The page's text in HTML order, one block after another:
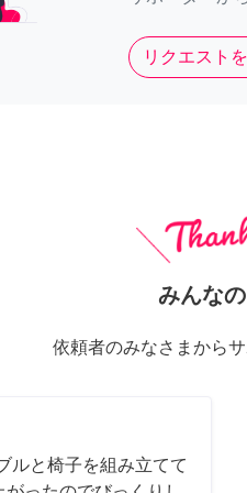
リクエスト
みんな
依頼者のみなさまから
ルと椅子を組み立てて